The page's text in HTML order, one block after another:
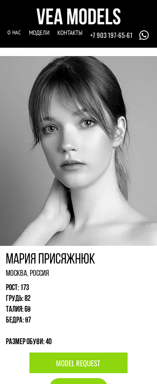
О НАС МОДЕЛИ КОНТАКТЫ +7 903 197-65-61
Мария Присяжнюк
Москва, Россия
Рост: 173
Грудь: 82
Талия: 69
Бедра: 97
Размер обуви: 40
MODEL REQUEST